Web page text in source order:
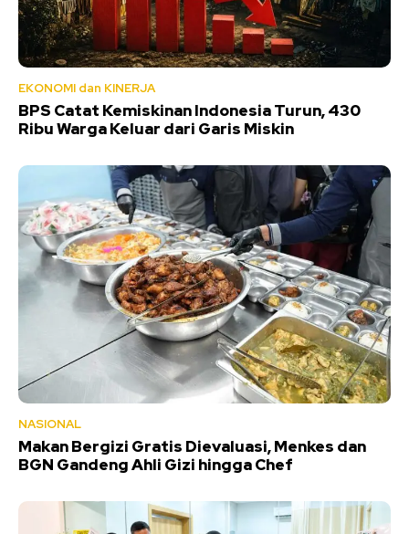
EKONOMI dan KINERJA
BPS Catat Kemiskinan Indonesia Turun, 430
Ribu Warga Keluar dari Garis Miskin
NASIONAL
Makan Bergizi Gratis Dievaluasi, Menkes dan
BGN Gandeng Ahli Gizi hingga Chef